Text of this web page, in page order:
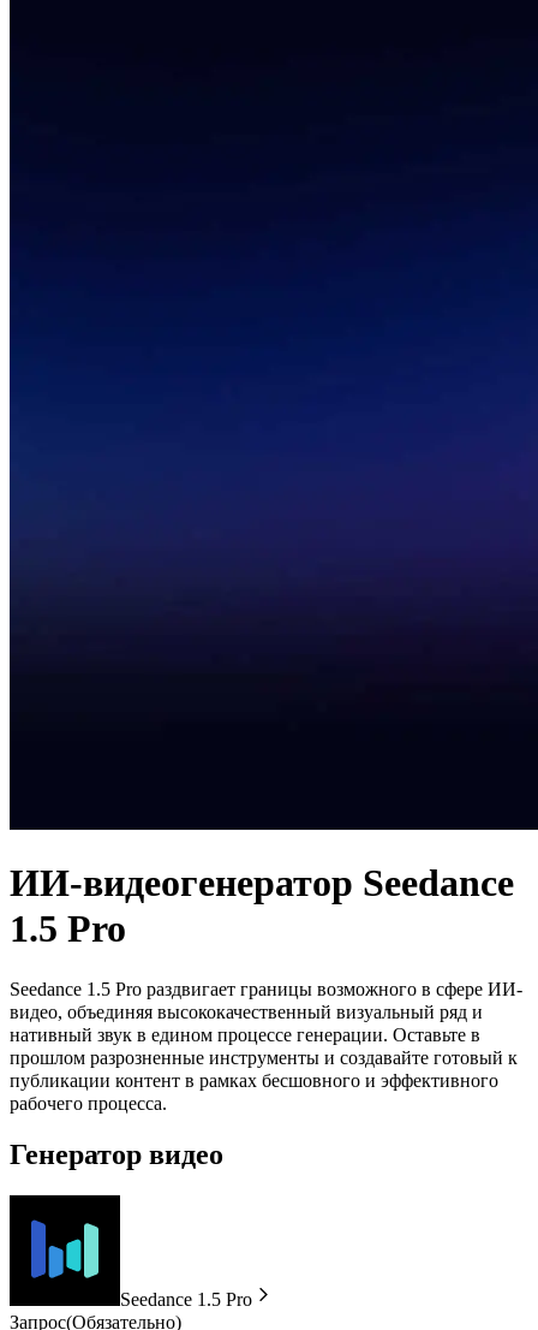
ИИ-видеогенератор Seedance
1.5 Pro
Seedance 1.5 Pro раздвигает границы возможного в сфере ИИ-
видео, объединяя высококачественный визуальный ряд и
нативный звук в едином процессе генерации. Оставьте в
прошлом разрозненные инструменты и создавайте готовый к
публикации контент в рамках бесшовного и эффективного
рабочего процесса.
Генератор видео
Seedance 1.5 Pro
Запрос(Обязательно)